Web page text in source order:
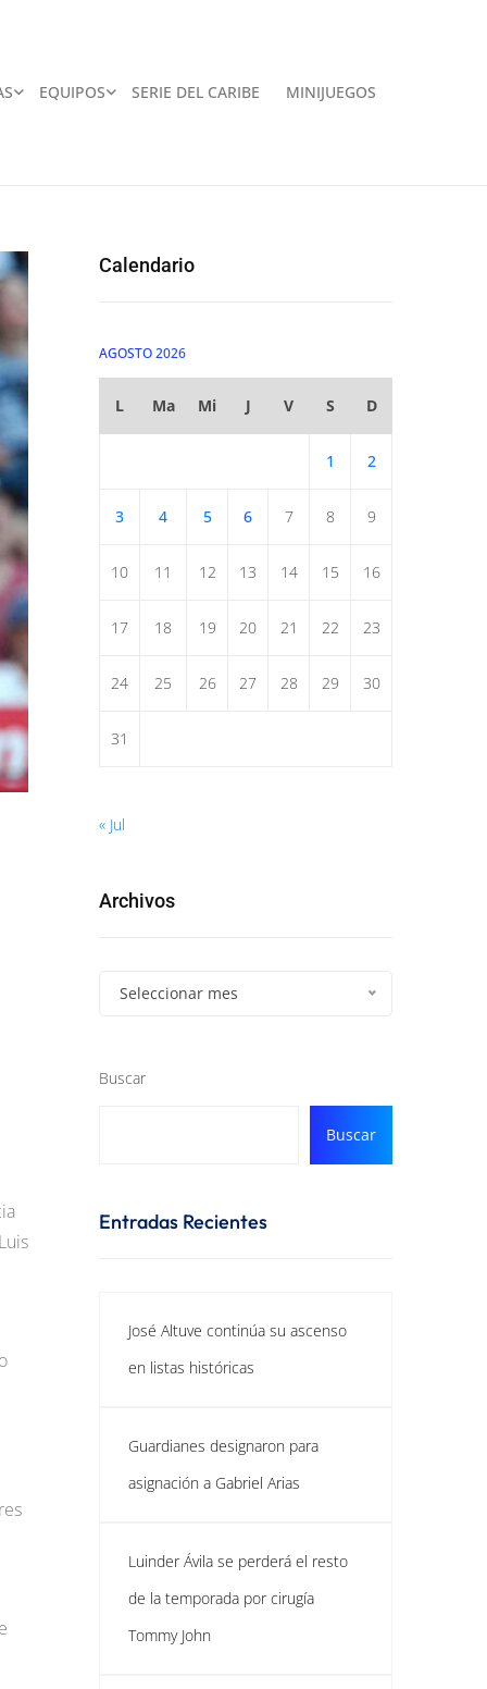
EQUIPOS SERIE DEL CARIBE MINIJUEGOS
Calendario
AGOSTO 2026
L Ma Mi J V S D
1 2
3 4 5 6 7 8 9
10 11 12 13 14 15 16
17 18 19 20 21 22 23
24 25 26 27 28 29 30
31
« Jul
Archivos
Seleccionar mes
Buscar
Buscar
Entradas Recientes
José Altuve continúa su ascenso
en listas históricas
Guardianes designaron para
asignación a Gabriel Arias
Luinder Ávila se perderá el resto
de la temporada por cirugía
Tommy John